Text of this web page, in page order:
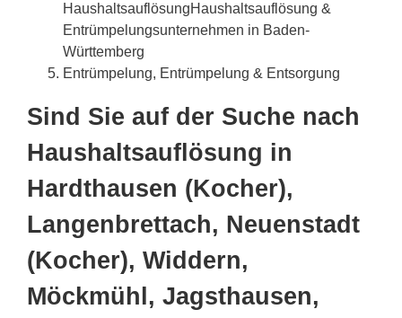
HaushaltsauflösungHaushaltsauflösung &
Entrümpelungsunternehmen in Baden-
Württemberg
Entrümpelung, Entrümpelung & Entsorgung
Sind Sie auf der Suche nach
Haushaltsauflösung in
Hardthausen (Kocher),
Langenbrettach, Neuenstadt
(Kocher), Widdern,
Möckmühl, Jagsthausen,